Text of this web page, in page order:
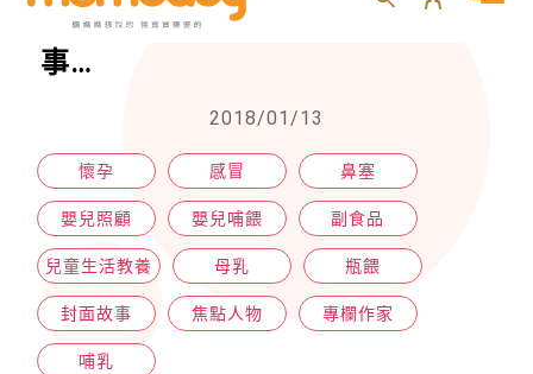
【焦點議題】孕期感冒要注意這些
事…
2018/01/13
懷孕 感冒 鼻塞
嬰兒照顧 嬰兒哺餵 副食品
兒童生活教養 母乳 瓶餵
封面故事 焦點人物 專欄作家
哺乳